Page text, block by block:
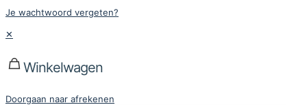
Je wachtwoord vergeten?
✕
Winkelwagen
Doorgaan naar afrekenen